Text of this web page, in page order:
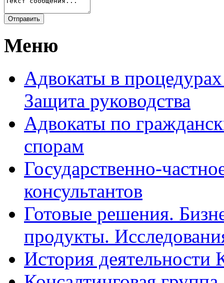
Меню
Адвокаты в
Защита руководства
Адвокаты по
спорам
Государственно-
консультантов
Готовые решения.
продукты.
История деятельности